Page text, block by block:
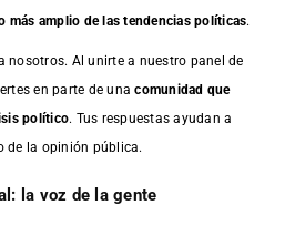
más amplio de las tendencias políticas.
nosotros. Al unirte a nuestro panel de
en parte de unacomunidad que
político. Tus respuestas ayudan a
de la opinión pública.
la voz de la gente